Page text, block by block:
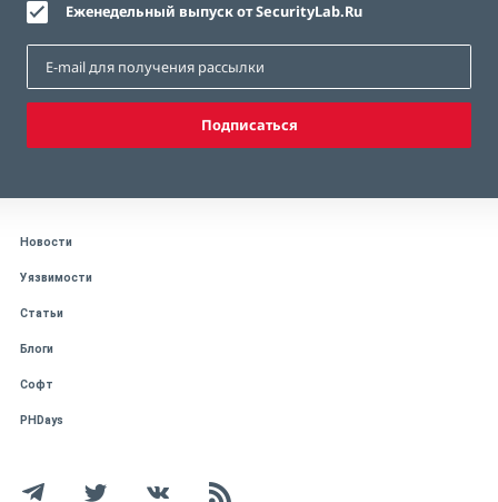
Еженедельный выпуск от SecurityLab.Ru
Подписаться
Новости
Уязвимости
Статьи
Блоги
Софт
PHDays